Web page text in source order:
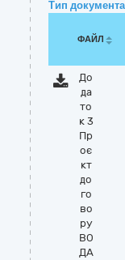
Тип
ФАЙЛ
До
да
то
к 3
Пр
оє
кт
до
го
во
ру
ВО
ДА